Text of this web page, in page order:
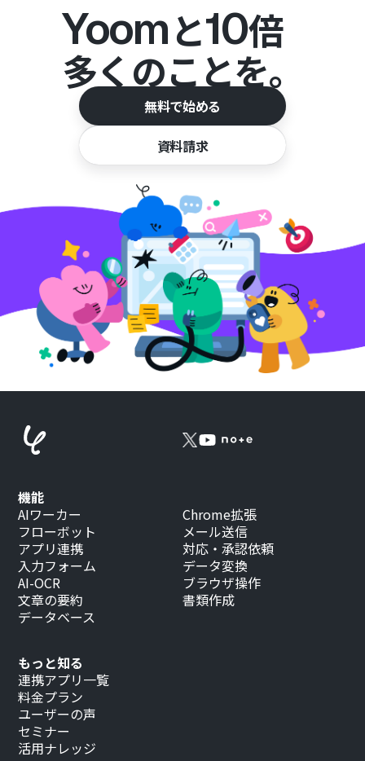
Yoomと10倍
多くのことを。
無料で始める
資料請求
もっと知る
連携アプリ一覧
料金プラン
ユーザーの声
セミナー
活用ナレッジ
機能
AIワーカー
フローボット
アプリ連携
入力フォーム
AI-OCR
文章の要約
データベース
Chrome拡張
メール送信
対応・承認依頼
データ変換
ブラウザ操作
書類作成